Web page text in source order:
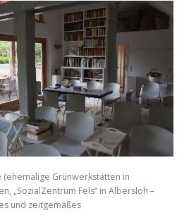
(ehemalige Grünwerkstätten in
„SozialZentrum Fels“ in Albersloh –
und zeitgemäßes